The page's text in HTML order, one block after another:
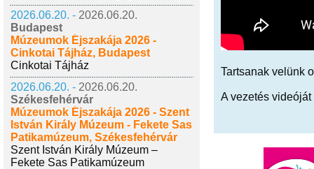
2026.06.20. - 2026.06.20.
Budapest
Múzeumok Éjszakája 2026 -
Cinkotai Tájház, Budapest
Cinkotai Tájház
2026.06.20. - 2026.06.20.
Székesfehérvár
Múzeumok Éjszakája 2026 - Szent
István Király Múzeum - Fekete Sas
Patikamúzeum, Székesfehérvár
Szent István Király Múzeum –
Fekete Sas Patikamúzeum
Tartsanak velünk
A vezetés